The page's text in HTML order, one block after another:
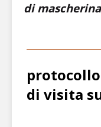
di
di visita